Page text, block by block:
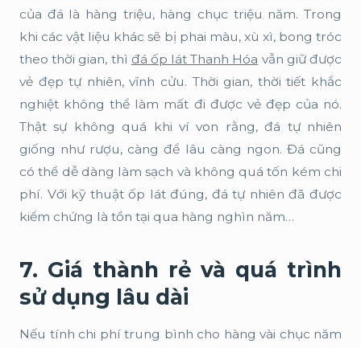
của đá là hàng triệu, hàng chục triệu năm. Trong
khi các vật liệu khác sẽ bị phai màu, xù xì, bong tróc
theo thời gian, thì đá ốp lát Thanh Hóa vẫn giữ được
vẻ đẹp tự nhiên, vĩnh cửu. Thời gian, thời tiết khắc
nghiệt không thể làm mất đi được vẻ đẹp của nó.
Thật sự không quá khi ví von rằng, đá tự nhiên
giống như rượu, càng để lâu càng ngon. Đá cũng
có thể dễ dàng làm sạch và không quá tốn kém chi
phí. Với kỹ thuật ốp lát đúng, đá tự nhiên đã được
kiểm chứng là tồn tại qua hàng nghìn năm…
7. Giá thành rẻ và quá trình
sử dụng lâu dài
Nếu tính chi phí trung bình cho hàng vài chục năm